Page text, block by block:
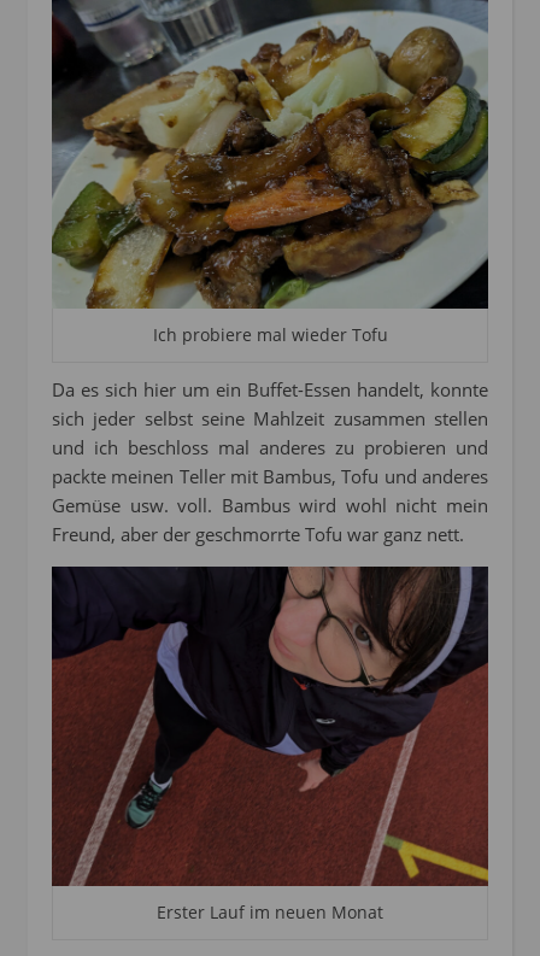
Ich probiere mal wieder Tofu
Da es sich hier um ein Buffet-Essen handelt, konnte
sich jeder selbst seine Mahlzeit zusammen stellen
und ich beschloss mal anderes zu probieren und
packte meinen Teller mit Bambus, Tofu und anderes
Gemüse usw. voll. Bambus wird wohl nicht mein
Freund, aber der geschmorrte Tofu war ganz nett.
Erster Lauf im neuen Monat